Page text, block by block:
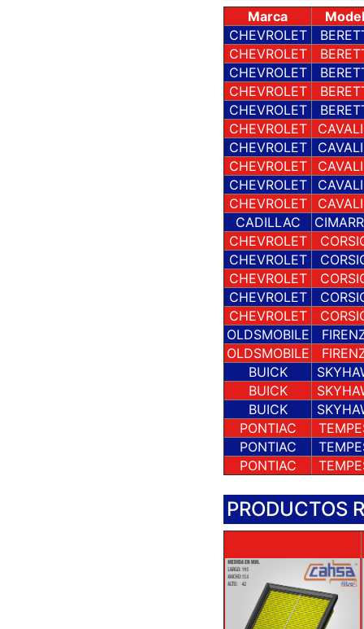
Marca
CHEVROLET
CHEVROLET
CHEVROLET
CHEVROLET
CHEVROLET
CHEVROLET
CHEVROLET
CHEVROLET
CHEVROLET
CHEVROLET
CADILLAC
CHEVROLET
CHEVROLET
CHEVROLET
CHEVROLET
CHEVROLET
OLDSMOBILE
OLDSMOBILE
BUICK
BUICK
BUICK
PONTIAC
PONTIAC
PONTIAC
PRODUCTOS